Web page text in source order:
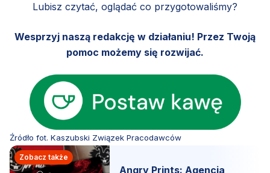
Lubisz czytać, oglądać co przygotowaliśmy?
Wesprzyj naszą redakcję w działaniu! Przez Twoją
pomoc możemy się rozwijać.
Źródło fot. Kaszubski Związek Pracodawców
Zobacz także
Angry Prints: Agencja